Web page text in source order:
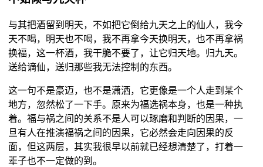
与其把酒留到明天，不如把它倒给九天之上的仙人，我今
天不喝，明天也不喝，我不再拿今天换明天，也不再拿祸
换福，这一杯酒，我干脆不要了，让它归天地。归九天。
送给谪仙，送归那些我无法控制的东西。
这一句不是豪迈，也不是潇洒，它更像是一个人走到某个
地方，忽然松了一下手。原来为福选祸本身，也是一种执
着。福与祸之间的关系不是人可以琢磨和判断的因果，一
旦有人在推演福祸之间的因果，它必然会走向因果的反
面，但这两层，其实我很早以前就已经想清楚了，打着一
辈子也不一定做的到。